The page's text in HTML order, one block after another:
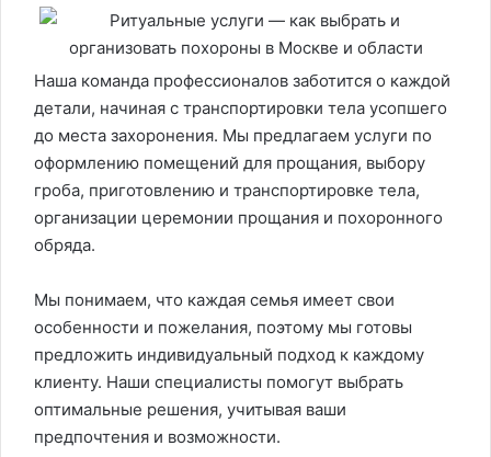
Наша команда профессионалов заботится о каждой
детали, начиная с транспортировки тела усопшего
до места захоронения. Мы предлагаем услуги по
оформлению помещений для прощания, выбору
гроба, приготовлению и транспортировке тела,
организации церемонии прощания и похоронного
обряда.
Мы понимаем, что каждая семья имеет свои
особенности и пожелания, поэтому мы готовы
предложить индивидуальный подход к каждому
клиенту. Наши специалисты помогут выбрать
оптимальные решения, учитывая ваши
предпочтения и возможности.